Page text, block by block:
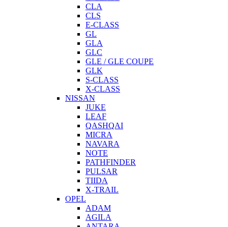
CLA
CLS
E-CLASS
GL
GLA
GLC
GLE / GLE COUPE
GLK
S-CLASS
X-CLASS
NISSAN
JUKE
LEAF
QASHQAI
MICRA
NAVARA
NOTE
PATHFINDER
PULSAR
TIIDA
X-TRAIL
OPEL
ADAM
AGILA